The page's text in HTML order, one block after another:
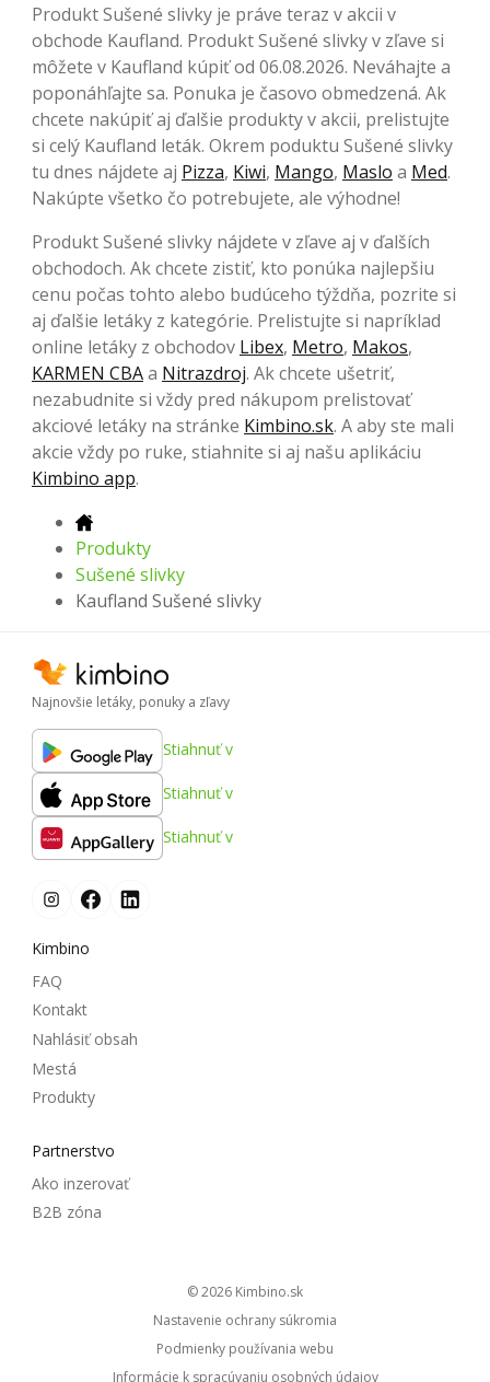
Produkt Sušené slivky je práve teraz v akcii v
obchode Kaufland. Produkt Sušené slivky v zľave si
môžete v Kaufland kúpiť od 06.08.2026. Neváhajte a
poponáhľajte sa. Ponuka je časovo obmedzená. Ak
chcete nakúpiť aj ďalšie produkty v akcii, prelistujte
si celý Kaufland leták. Okrem poduktu Sušené slivky
tu dnes nájdete aj Pizza, Kiwi, Mango, Maslo a Med.
Nakúpte všetko čo potrebujete, ale výhodne!
Produkt Sušené slivky nájdete v zľave aj v ďalších
obchodoch. Ak chcete zistiť, kto ponúka najlepšiu
cenu počas tohto alebo budúceho týždňa, pozrite si
aj ďalšie letáky z kategórie. Prelistujte si napríklad
online letáky z obchodov Libex, Metro, Makos,
KARMEN CBAa Nitrazdroj. Ak chcete ušetriť,
nezabudnite si vždy pred nákupom prelistovať
akciové letáky na stránke Kimbino.sk. A aby ste mali
akcie vždy po ruke, stiahnite si aj našu aplikáciu
Kimbino app.
Produkty
Sušené slivky
Kaufland Sušené slivky
Najnovšie letáky, ponuky a zľavy
Stiahnuť v
Stiahnuť v
Stiahnuť v
Kimbino
FAQ
Kontakt
Nahlásiť obsah
Mestá
Produkty
Partnerstvo
Ako inzerovať
B2B zóna
© 2026
kimbino.sk
Nastavenie ochrany súkromia
Podmienky používania webu
Informácie k spracúvaniu osobných údajov